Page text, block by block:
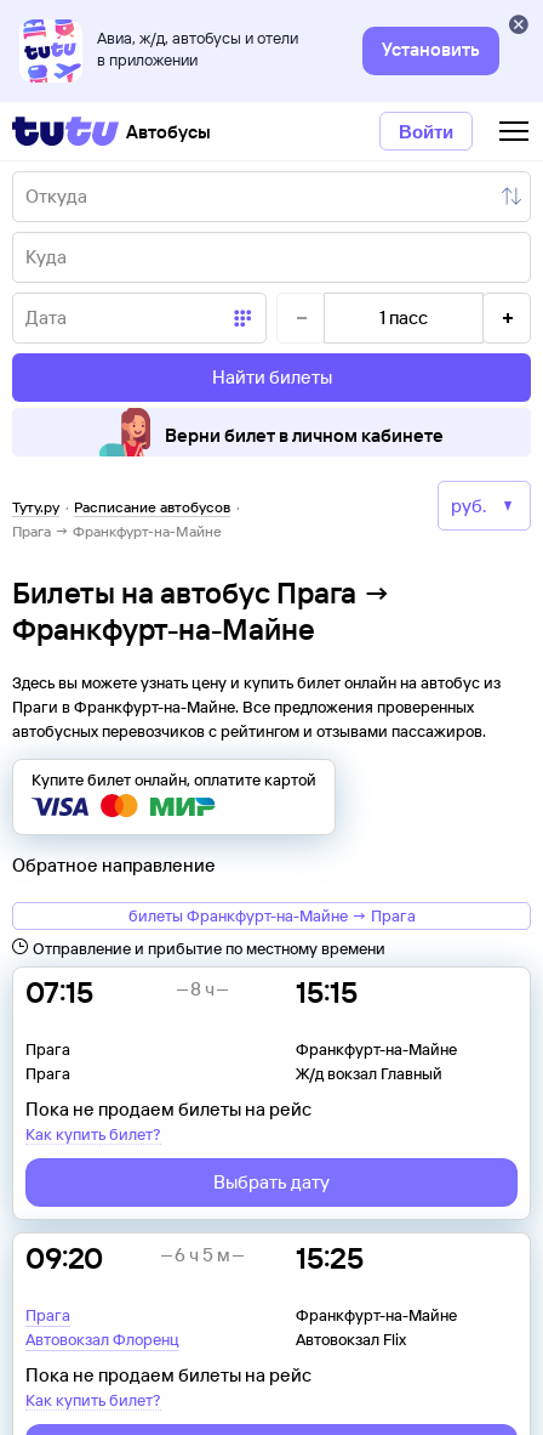
Авиа, ж/д, автобусы и отели
в приложении
Установить
Автобусы Войти
1 пасс
Найти билеты
Верни билет в личном кабинете
Туту.ру · Расписание автобусов ·
Прага → Франкфурт-на-Майне
Билеты на автобус Прага →
Франкфурт-на-Майне
Здесь вы можете узнать цену и купить билет онлайн на автобус из
Праги вФранкфурт-на-Майне. Все предложения проверенных
автобусных перевозчиков с рейтингом и отзывами пассажиров.
Купите билет онлайн, оплатите картой
Обратное направление
билеты Франкфурт-на-Майне → Прага
Отправление и прибытие по местному времени
07:15
Прага
Прага
15:15
Франкфурт-на-Майне
Ж/д вокзал Главный
8 ч
Пока не продаем билеты на рейс
Как купить билет?
Выбрать дату
09:20
Прага
Автовокзал Флоренц
15:25
Франкфурт-на-Майне
Автовокзал Flix
6 ч 5 м
Пока не продаем билеты на рейс
Как купить билет?